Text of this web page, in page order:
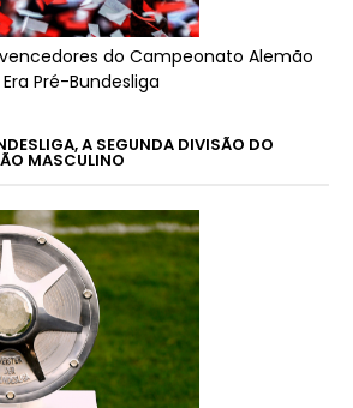
do Campeonato Alemão
Pré-Bundesliga
A SEGUNDA DIVISÃO DO
MASCULINO